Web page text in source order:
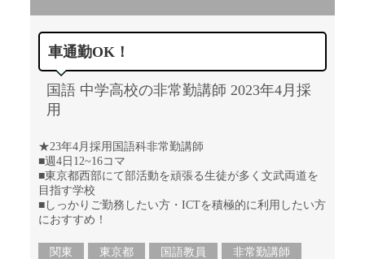
車通勤OK！
国語 中学高校の非常勤講師 2023年4月採
用
★23年4月採用国語科非常勤講師
■週4日12~16コマ
■東京都西部にて部活動を頑張る生徒が多く文武両道を
目指す学校
■しっかりご勤務したい方・ICTを積極的に利用したい方
におすすめ！
関東 東京都 国語教員
非常勤講師